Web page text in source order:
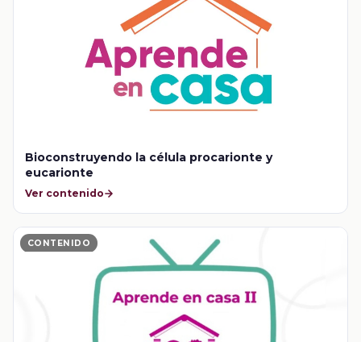
Bioconstruyendo la célula procarionte y
eucarionte
Ver contenido
CONTENIDO